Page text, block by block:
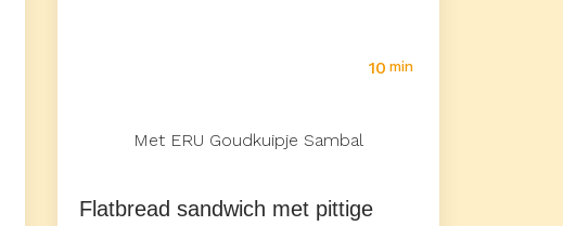
10 min
Met ERU Goudkuipje Sambal
Flatbread sandwich met pittige